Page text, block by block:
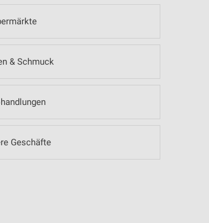
& Schmuck
Geschäfte